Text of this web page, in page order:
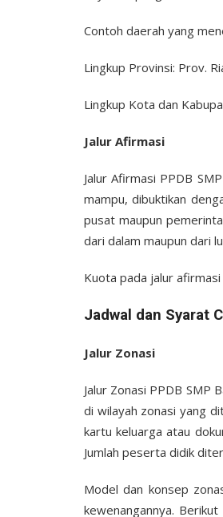
Contoh daerah yang
Lingkup Provinsi: Prov.
Lingkup Kota dan
Jalur Afirmasi
Jalur Afirmasi PPDB
mampu, dibuktikan
pusat maupun
dari dalam maupun dari
Kuota pada jalur
Jadwal dan Syarat
Jalur Zonasi
Jalur Zonasi PPDB SMP
di wilayah zonasi yang
kartu keluarga atau
Jumlah peserta didik
Model dan konsep
kewenangannya.